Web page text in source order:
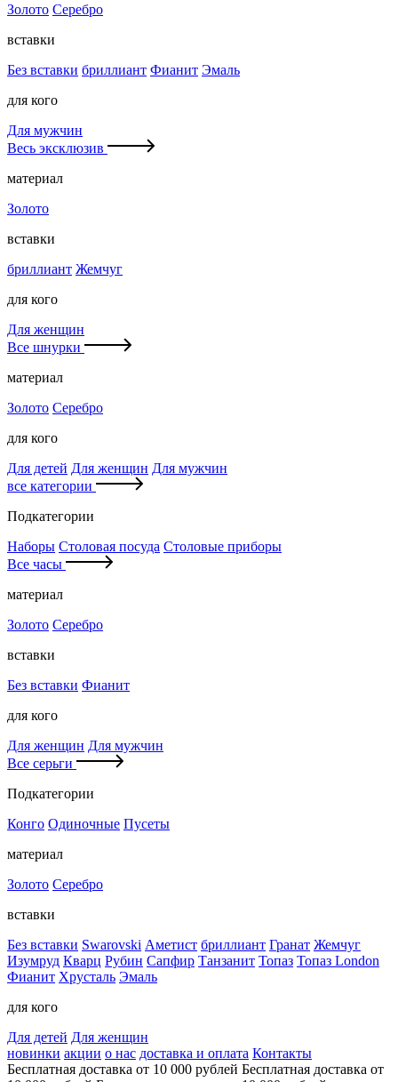
Золото Серебро
вставки
Без вставки бриллиант Фианит Эмаль
для кого
Для мужчин
Весь эксклюзив
материал
Золото
вставки
бриллиант Жемчуг
для кого
Для женщин
Все шнурки
материал
Золото Серебро
для кого
Для детей Для женщин Для мужчин
все категории
Подкатегории
Наборы Столовая посуда Столовые приборы
Все часы
материал
Золото Серебро
вставки
Без вставки Фианит
для кого
Для женщин Для мужчин
Все серьги
Подкатегории
Конго Одиночные Пусеты
материал
Золото Серебро
вставки
Без вставки Swarovski Аметист бриллиант Гранат Жемчуг
Изумруд Кварц Рубин Сапфир Танзанит Топаз Топаз London
Фианит Хрусталь Эмаль
для кого
Для детей Для женщин
новинки акции о нас доставка и оплата Контакты
Бесплатная доставка от 10 000 рублей Бесплатная доставка от